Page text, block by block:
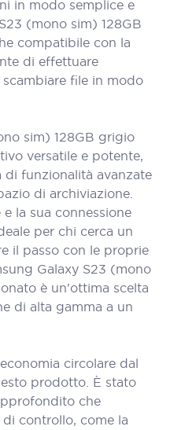
in modo semplice e
(mono sim) 128GB
compatibile con la
di effettuare
file in modo
sim) 128GB grigio
versatile e potente,
di funzionalità avanzate
di archiviazione.
la sua connessione
per chi cerca un
il passo con le proprie
Galaxy S23 (mono
è un'ottima scelta
di alta gamma a un
circolare dal
prodotto. È stato
che
controllo, come la